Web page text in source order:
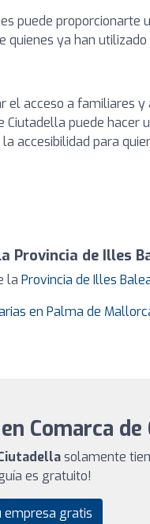
puede proporcionarte
ya han utilizado
acceso a familiares
puede hacer
accesibilidad para
Provincia de Illes
la Provincia de Illes
en Palma de
Comarca de
solamente
es gratuito!
empresa gratis